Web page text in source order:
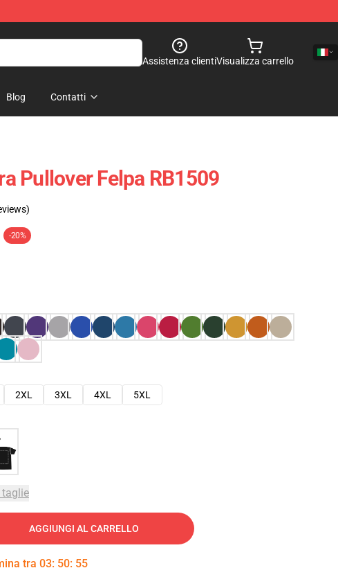
Assistenza clientiVisualizza carrello
Blog Contatti
Pullover Felpa RB1509
-20%
2XL 3XL 4XL
5XL
AGGIUNGI AL CARRELLO
tra 03: 50: 54